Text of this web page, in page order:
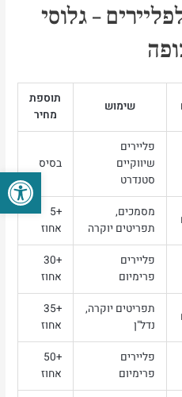
פתח
– גלוסי
שימוש
תוספת
מחיר
פליירים
שיווקיים
סטנדרט
בסיס
מסמכים,
תפריטים יוקרה
+5
אחוז
פליירים
פרימיום
+30
אחוז
תפריטים יוקרה,
נדל"ן
+35
אחוז
פליירים
פרימיום
+50
אחוז